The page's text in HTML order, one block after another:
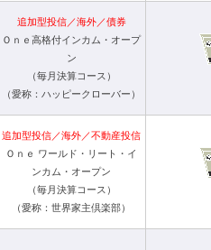
追加型投信／海外／債券
Ｏｎｅ高格付インカム・オープ
ン
（毎月決算コース）
（愛称：ハッピークローバー）
追加型投信／海外／不動産投信
Ｏｎｅ ワールド・リート・イ
ンカム・オープン
（毎月決算コース）
（愛称：世界家主倶楽部）